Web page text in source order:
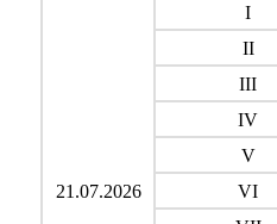
21.07.2026
I
II
III
IV
V
VI